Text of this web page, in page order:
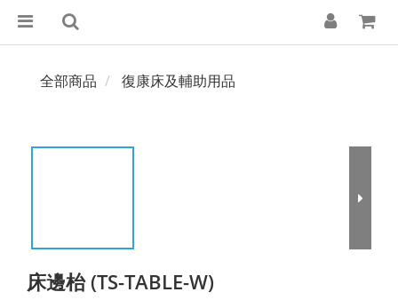
全部商品 復康床及輔助用品
床邊枱 (TS-TABLE-W)